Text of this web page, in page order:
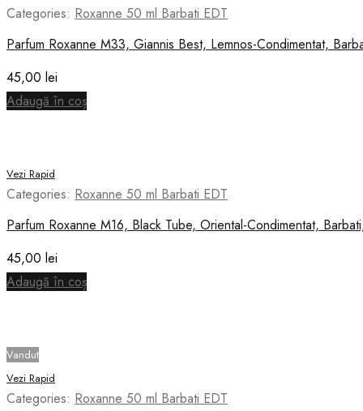
Categories: Roxanne 50 ml Barbati EDT
Parfum Roxanne M33, Giannis Best, Lemnos-Condimentat,
45,00 lei
Adaugă în coș
Vezi Rapid
Categories: Roxanne 50 ml Barbati EDT
Parfum Roxanne M16, Black Tube, Oriental-Condimentat,
45,00 lei
Adaugă în coș
Vandut
Vezi Rapid
Categories: Roxanne 50 ml Barbati EDT